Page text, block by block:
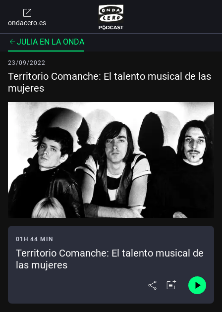
ondacero.es
JULIA EN LA ONDA
23/09/2022
Territorio Comanche: El talento musical de las
mujeres
01H 44 MIN
Territorio Comanche: El talento musical de
las mujeres